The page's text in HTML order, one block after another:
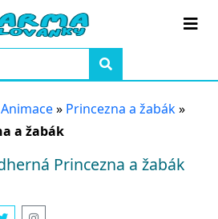
Animace» Princezna a žabák»
a žabák
Princezna a žabák